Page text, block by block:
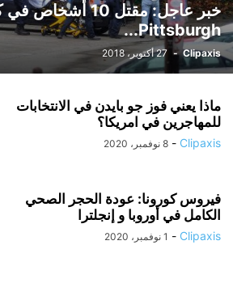
خبر عاجل: مقتل 10
Pittsburgh...
Clipaxis
- 27 أكتوبر، 2018
ماذا يعني فوز جو بايدن في الانتخابات
للمهاجرين في امريكا؟
Clipaxis
- 8 نوفمبر، 2020
فيروس كورونا: عودة الحجر الصحي
الكامل في أوروبا و إنجلترا
Clipaxis
- 1 نوفمبر، 2020